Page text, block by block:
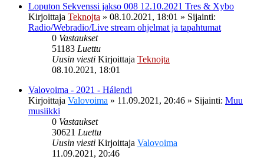
Loputon Sekvenssi jakso 008 12.10.2021 Tres & Xybo
Kirjoittaja Teknojta » 08.10.2021, 18:01 » Sijainti:
Radio/Webradio/Live stream ohjelmat ja tapahtumat
0 Vastaukset
51183 Luettu
Uusin viesti Kirjoittaja Teknojta
08.10.2021, 18:01
Valovoima - 2021 - Hálendi
Kirjoittaja Valovoima » 11.09.2021, 20:46 » Sijainti: Muu
musiikki
0 Vastaukset
30621 Luettu
Uusin viesti Kirjoittaja Valovoima
11.09.2021, 20:46